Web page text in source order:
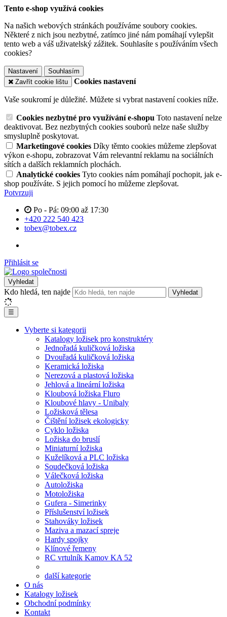
Tento e-shop využívá cookies
Na našich webových stránkách používáme soubory cookies.
Některé z nich jsou nezbytné, zatímco jiné nám pomáhají vylepšit
tento web a váš uživatelský zážitek. Souhlasíte s používáním všech
cookies?
Nastavení
Souhlasím
Zavřít cookie lištu
Cookies nastavení
Vaše soukromí je důležité. Můžete si vybrat nastavení cookies níže.
Cookies nezbytné pro využívání e-shopu Toto nastavení nelze
deaktivovat. Bez nezbytných cookies souborů nelze naše služby
smysluplně poskytovat.
Marketingové cookies Díky těmto cookies můžeme zlepšovat
výkon e-shopu, zobrazovat Vám relevantní reklamu na sociálních
sítích a dalších reklamních plochách.
Analytické cookies Tyto cookies nám pomáhají pochopit, jak e-
shop používáte. S jejich pomocí ho můžeme zlepšovat.
Potvrzuji
Po - Pá: 09:00 až 17:30
+420 222 540 423
tobex@tobex.cz
Přihlásit se
Vyhledat
Kdo hledá, ten najde Vyhledat
☰
Vyberte si kategorii
Katalogy ložisek pro konstruktéry
Jednořadá kuličková ložiska
Dvouřadá kuličková ložiska
Keramická ložiska
Nerezová a plastová ložiska
Jehlová a lineární ložiska
Kloubová ložiska Fluro
Kloubové hlavy - Unibaly
Ložisková tělesa
Čištění ložisek ekologicky
Cyklo ložiska
Ložiska do bruslí
Miniaturní ložiska
Kuželíková a PLC ložiska
Soudečková ložiska
Válečková ložiska
Autoložiska
Motoložiska
Gufera - Simerinky
Příslušenství ložisek
Stahováky ložisek
Maziva a mazací spreje
Hardy spojky
Klínové řemeny
RC vrtulník Kamov KA 52
další kategorie
O nás
Katalogy ložisek
Obchodní podmínky
Kontakt